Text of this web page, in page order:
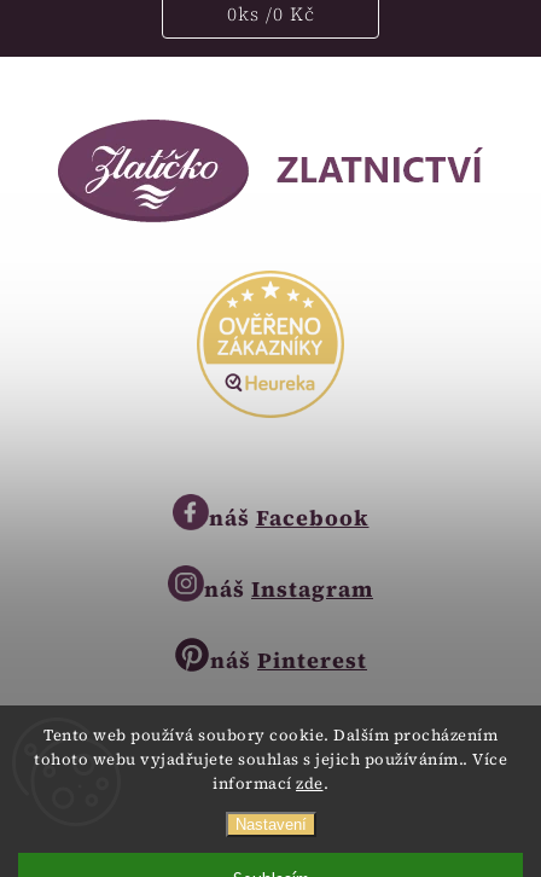
Tento web používá soubory cookie. Dalším procházením
tohoto webu vyjadřujete souhlas s jejich používáním.. Více
informací zde.
Nastavení
obchod@zlatnictvi-zlaticko.cz
0ks /0 Kč
náš Facebook
náš Instagram
náš Pinterest
Copyright © 2023
Všechna práva vyhrazena.
WebdesignDigitalka.cz